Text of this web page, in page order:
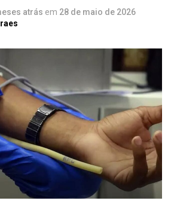
atrás em 28 de maio de 2026